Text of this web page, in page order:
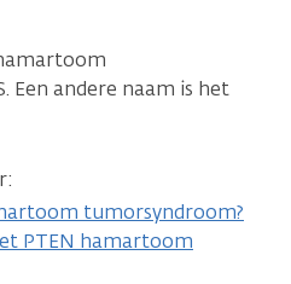
Een andere naam is het
tumorsyndroom?
PTEN hamartoom